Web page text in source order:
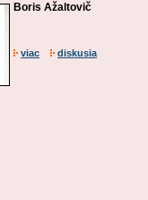
Boris Ažaltovič
viac diskusia